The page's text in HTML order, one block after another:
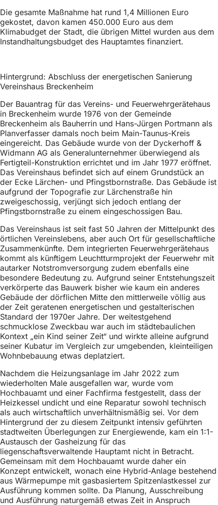
Die gesamte Maßnahme hat rund 1,4 Millionen Euro
gekostet, davon kamen 450.000 Euro aus dem
Klimabudget der Stadt, die übrigen Mittel wurden aus dem
Instandhaltungsbudget des Hauptamtes finanziert.
Hintergrund: Abschluss der energetischen Sanierung
Vereinshaus Breckenheim
Der Bauantrag für das Vereins- und Feuerwehrgerätehaus
in Breckenheim wurde 1976 von der Gemeinde
Breckenheim als Bauherrin und Hans-Jürgen Portmann als
Planverfasser damals noch beim Main-Taunus-Kreis
eingereicht. Das Gebäude wurde von der Dyckerhoff &
Widmann AG als Generalunternehmer überwiegend als
Fertigteil-Konstruktion errichtet und im Jahr 1977 eröffnet.
Das Vereinshaus befindet sich auf einem Grundstück an
der Ecke Lärchen- und Pfingstbornstraße. Das Gebäude ist
aufgrund der Topografie zur Lärchenstraße hin
zweigeschossig, verjüngt sich jedoch entlang der
Pfingstbornstraße zu einem eingeschossigen Bau.
Das Vereinshaus ist seit fast 50 Jahren der Mittelpunkt des
örtlichen Vereinslebens, aber auch Ort für gesellschaftliche
Zusammenkünfte. Dem integrierten Feuerwehrgerätehaus
kommt als künftigem Leuchtturmprojekt der Feuerwehr mit
autarker Notstromversorgung zudem ebenfalls eine
besondere Bedeutung zu. Aufgrund seiner Entstehungszeit
verkörperte das Bauwerk bisher wie kaum ein anderes
Gebäude der dörflichen Mitte den mittlerweile völlig aus
der Zeit geratenen energetischen und gestalterischen
Standard der 1970er Jahre. Der weitestgehend
schmucklose Zweckbau war auch im städtebaulichen
Kontext „ein Kind seiner Zeit“ und wirkte alleine aufgrund
seiner Kubatur im Vergleich zur umgebenden, kleinteiligen
Wohnbebauung etwas deplatziert.
Nachdem die Heizungsanlage im Jahr 2022 zum
wiederholten Male ausgefallen war, wurde vom
Hochbauamt und einer Fachfirma festgestellt, dass der
Heizkessel undicht und eine Reparatur sowohl technisch
als auch wirtschaftlich unverhältnismäßig sei. Vor dem
Hintergrund der zu diesem Zeitpunkt intensiv geführten
stadtweiten Überlegungen zur Energiewende, kam ein 1:1-
Austausch der Gasheizung für das
liegenschaftsverwaltende Hauptamt nicht in Betracht.
Gemeinsam mit dem Hochbauamt wurde daher ein
Konzept entwickelt, wonach eine Hybrid-Anlage bestehend
aus Wärmepumpe mit gasbasiertem Spitzenlastkessel zur
Ausführung kommen sollte. Da Planung, Ausschreibung
und Ausführung naturgemäß etwas Zeit in Anspruch